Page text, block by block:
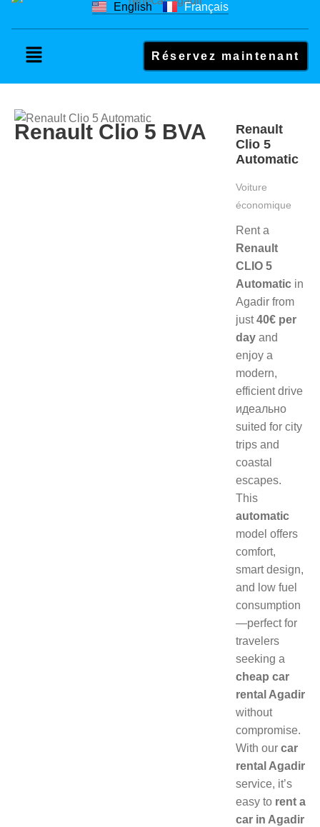
English Français
Réservez maintenant
Renault Clio 5 BVA
Renault
Clio 5
Automatic
Voiture
économique
Rent a
Renault
CLIO 5
Automatic in
Agadir from
just40€ per
day and
enjoy a
modern,
efficient drive
идеально
suited for city
trips and
coastal
escapes.
This
automatic
model offers
comfort,
smart design,
and low fuel
consumption
—perfect for
travelers
seeking a
cheap car
rental Agadir
without
compromise.
With our car
rental Agadir
service, it’s
easy to rent a
car in Agadir